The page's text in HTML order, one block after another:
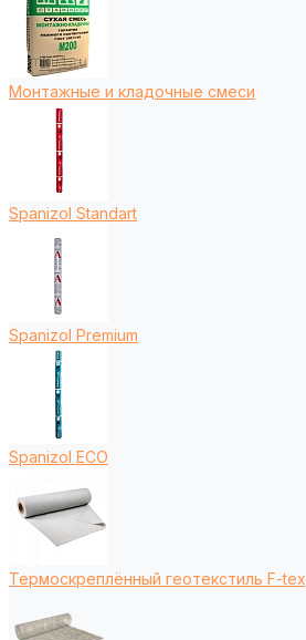
Монтажные и кладочные смеси
Spanizol Standart
Spanizol Premium
Spanizol ECO
Термоскреплённый геотекстиль F-tex